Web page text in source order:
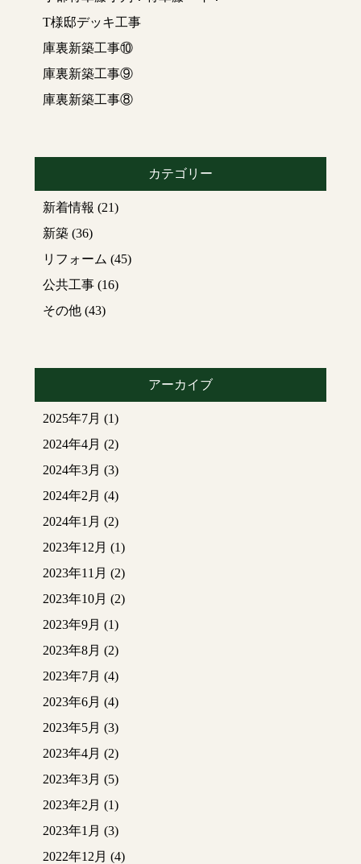
T様邸デッキ工事
庫裏新築工事⑩
庫裏新築工事⑨
庫裏新築工事⑧
カテゴリー
新着情報 (21)
新築(36)
リフォーム (45)
公共工事(16)
その他(43)
アーカイブ
2025年7月 (1)
2024年4月 (2)
2024年3月 (3)
2024年2月 (4)
2024年1月 (2)
2023年12月 (1)
2023年11月 (2)
2023年10月 (2)
2023年9月 (1)
2023年8月 (2)
2023年7月 (4)
2023年6月 (4)
2023年5月 (3)
2023年4月 (2)
2023年3月 (5)
2023年2月 (1)
2023年1月 (3)
2022年12月 (4)